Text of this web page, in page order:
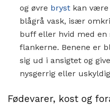
og øvre bryst kan være
blågrå vask, især
buff eller hvid med en
flankerne. Benene er
sig ud i ansigtet og
nysgerrig eller
Fødevarer, kost og